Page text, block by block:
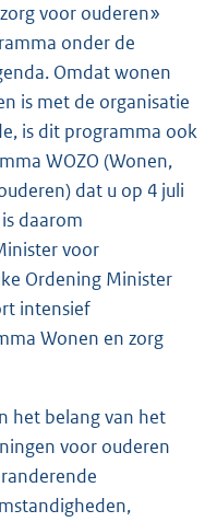
voor ouderen»
onder de
Omdat wonen
is met de organisatie
is dit programma ook
WOZO (Wonen,
dat u op 4 juli
daarom
voor
Ordening Minister
intensief
Wonen en zorg
het belang van het
voor ouderen